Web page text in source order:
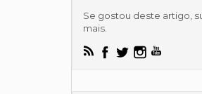
Se gostou deste artigo,
mais.